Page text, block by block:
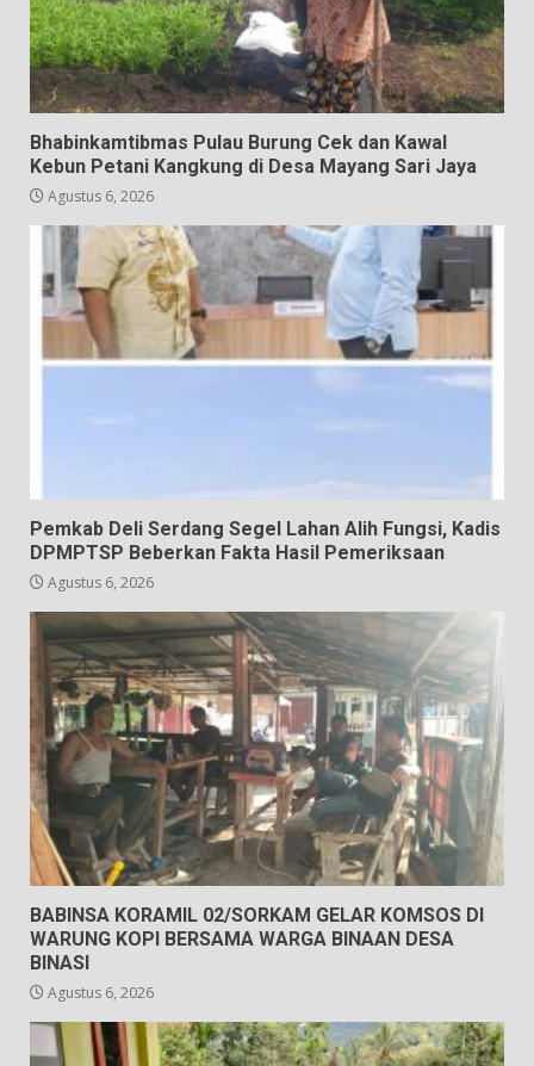
Bhabinkamtibmas Pulau Burung Cek dan Kawal
Kebun Petani Kangkung di Desa Mayang Sari Jaya
Agustus 6, 2026
Pemkab Deli Serdang Segel Lahan Alih Fungsi, Kadis
DPMPTSP Beberkan Fakta Hasil Pemeriksaan
Agustus 6, 2026
BABINSA KORAMIL 02/SORKAM GELAR KOMSOS DI
WARUNG KOPI BERSAMA WARGA BINAAN DESA
BINASI
Agustus 6, 2026